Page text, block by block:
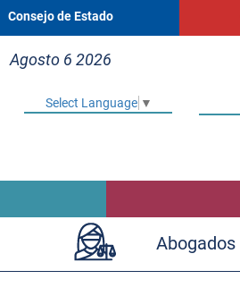
Consejo de Estado
Agosto 6 2026
Select Language ▼
Abogados